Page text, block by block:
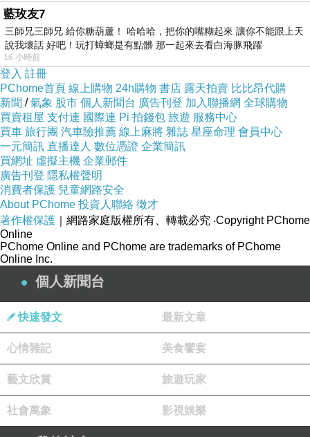
' frameborder='0'allowfullscreen>
藍玫友7
三師兄三師兄 給你糖葫蘆！ 哈哈哈，把你的嘴糊起來 讓你不能跟上天
說我壞話 好吧！玩打蟑螂是有點髒 那一起來去看白海豚飛躍
16 小時前
登入 註冊
PChome首頁 線上購物 24h購物 書店 露天拍賣 比比昂代購
新聞 /氣象 股市 個人新聞台 廣告刊登 加入聯播網 全球購物
買賣租屋 支付連 國際連 Pi 拍錢包 旅遊 服務中心
買車 旅行團 汽車險推薦 線上麻將 雜誌 星座命理 會員中心
一元簡訊 直播達人 數位憑證 企業簡訊
買網址 虛擬主機 企業郵件
廣告刊登 隱私權聲明
消費者保護 兒童網路安全
About PChome 投資人聯絡 徵才
著作權保護 ｜網路家庭版權所有、轉載必究 ‧Copyright PChome
Online
PChome Online and PChome are trademarks of PChome
Online Inc.
個人新聞台
快速發文 最新文章
心情雜記 美食饗宴
藝文欣賞 旅遊玩家
社會萬象 影視娛樂